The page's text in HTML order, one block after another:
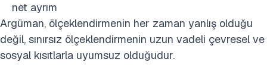
net ayrım
Argüman, ölçeklendirmenin her zaman yanlış olduğu
değil, sınırsız ölçeklendirmenin uzun vadeli çevresel ve
sosyal kısıtlarla uyumsuz olduğudur.